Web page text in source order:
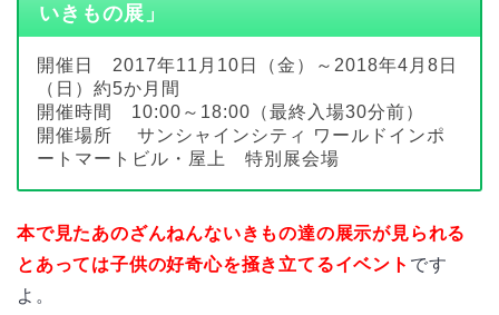
いきもの展」
開催日 2017年11月10日（金）～2018年4月8日
（日）約5か月間
開催時間 10:00～18:00（最終入場30分前）
開催場所 サンシャインシティ ワールドインポ
ートマートビル・屋上 特別展会場
本で見たあのざんねんないきもの達の展示が見られる
とあっては子供の好奇心を掻き立てるイベント です
よ。